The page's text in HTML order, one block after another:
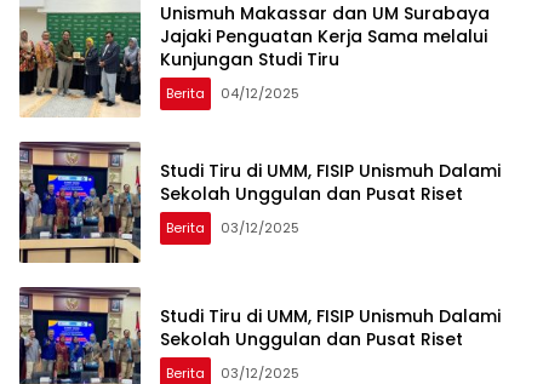
Unismuh Makassar dan UM Surabaya
Jajaki Penguatan Kerja Sama melalui
Kunjungan Studi Tiru
Berita 04/12/2025
Studi Tiru di UMM, FISIP Unismuh Dalami
Sekolah Unggulan dan Pusat Riset
Berita 03/12/2025
Studi Tiru di UMM, FISIP Unismuh Dalami
Sekolah Unggulan dan Pusat Riset
Berita 03/12/2025